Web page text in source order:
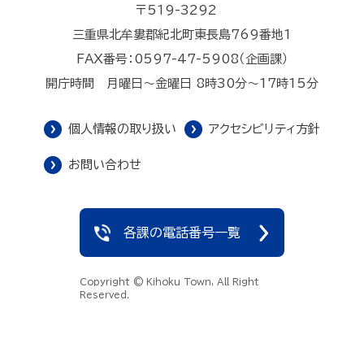
〒519-3292
三重県北牟婁郡紀北町東長島769番地1
FAX番号：0597-47-5908（企画課）
開庁時間 月曜日～金曜日 8時30分～17時15分
個人情報の取り扱い アクセシビリティ方針
お問い合わせ
各課の電話番号一覧
Copyright © Kihoku Town, All Right
Reserved.